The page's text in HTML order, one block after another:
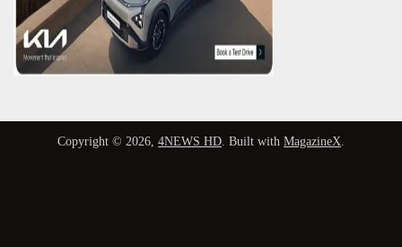
Copyright © 2026, 4NEWS HD . Built with MagazineX